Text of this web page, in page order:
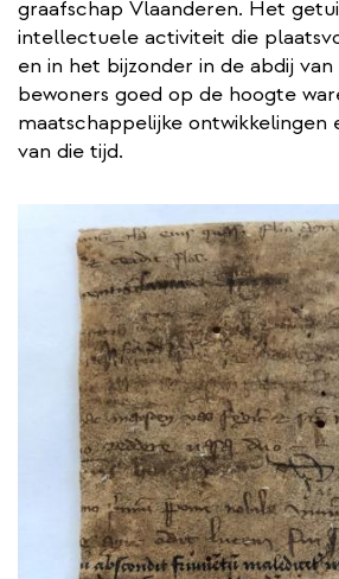
graafschap Vlaanderen. Het
intellectuele activiteit die
en in het bijzonder in de abdij van
bewoners goed op de hoogte
maatschappelijke ontwikkelingen
van die tijd.